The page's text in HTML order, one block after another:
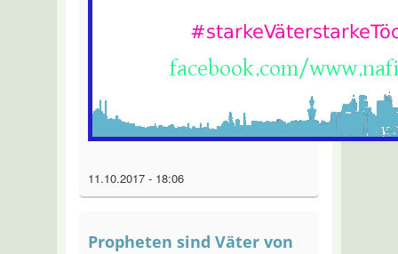
11.10.2017 - 18:06
Propheten sind Väter von